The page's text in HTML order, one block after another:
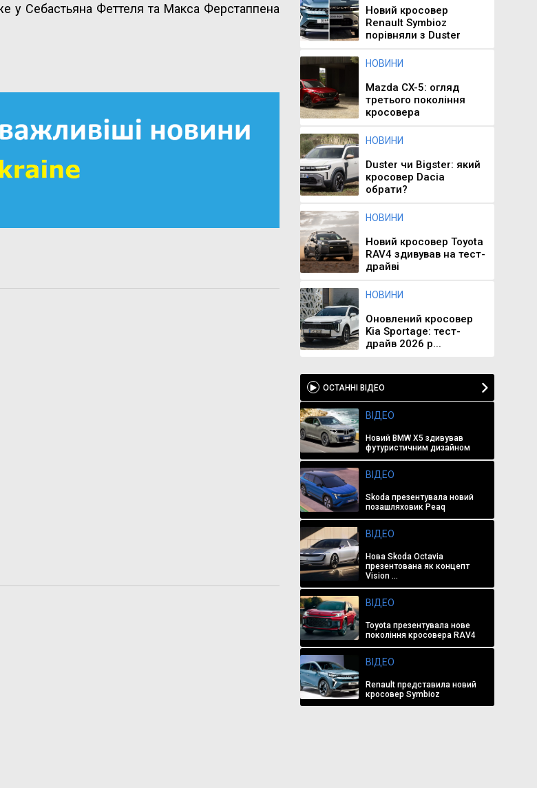
у Себастьяна Феттеля та Макса Ферстаппена
Новий кросовер
Renault Symbioz
порівняли з Duster
НОВИНИ
Mazda CX-5: огляд
третього покоління
кросовера
НОВИНИ
Duster чи Bigster: який
кросовер Dacia
обрати?
НОВИНИ
Новий кросовер Toyota
RAV4 здивував на тест-
драйві
НОВИНИ
Оновлений кросовер
Kia Sportage: тест-
драйв 2026 р...
ОСТАННІ ВІДЕО
ВІДЕО
Новий BMW X5 здивував
футуристичним дизайном
ВІДЕО
Skoda презентувала новий
позашляховик Peaq
ВІДЕО
Нова Skoda Octavia
презентована як концепт
Vision ...
ВІДЕО
Toyota презентувала нове
покоління кросовера RAV4
ВІДЕО
Renault представила новий
кросовер Symbioz